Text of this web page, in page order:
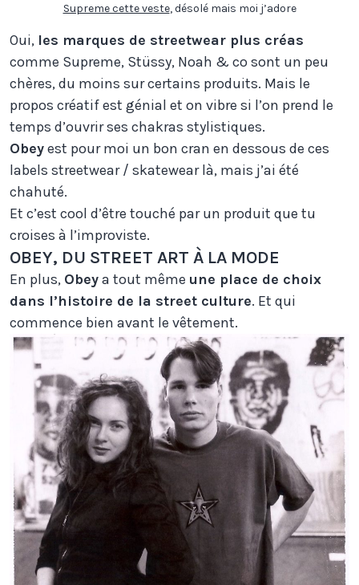
Supreme cette veste, désolé mais moi j’adore
Oui, les marques de streetwear plus créas
comme Supreme, Stüssy, Noah & co sont un peu
chères, du moins sur certains produits. Mais le
propos créatif est génial et on vibre si l’on prend le
temps d’ouvrir ses chakras stylistiques.
Obeyest pour moi un bon cran en dessous de ces
labels streetwear / skatewear là, mais j’ai été
chahuté.
Et c’est cool d’être touché par un produit que tu
croises à l’improviste.
OBEY, DU STREET ART À LA MODE
En plus, Obeya tout même une place de choix
dans l’histoire de la street culture. Et qui
commence bien avant le vêtement.